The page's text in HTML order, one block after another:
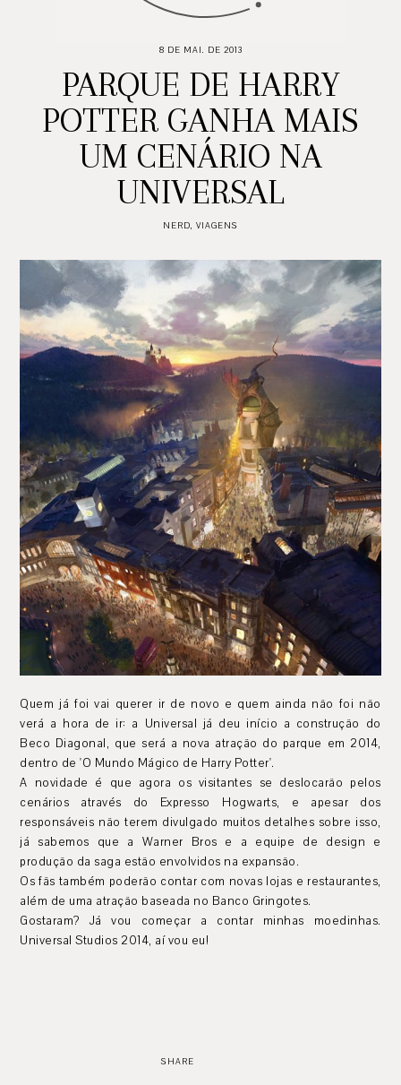
8 DE MAI. DE 2013
PARQUE DE HARRY
POTTER GANHA MAIS
UM CENÁRIO NA
UNIVERSAL
NERD, VIAGENS
Quem já foi vai querer ir de novo e quem ainda não foi não
verá a hora de ir: a Universal já deu início a construção do
Beco Diagonal, que será a nova atração do parque em 2014,
dentro de 'O Mundo Mágico de Harry Potter'.
A novidade é que agora os visitantes se deslocarão pelos
cenários através do Expresso Hogwarts, e apesar dos
responsáveis não terem divulgado muitos detalhes sobre isso,
já sabemos que a Warner Bros e a equipe de design e
produção da saga estão envolvidos na expansão.
Os fãs também poderão contar com novas lojas e restaurantes,
além de uma atração baseada no Banco Gringotes.
Gostaram? Já vou começar a contar minhas moedinhas.
Universal Studios 2014, aí vou eu!
SHARE